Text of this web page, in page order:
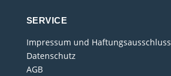
SERVICE
Impressum und Haftungsausschluss
Datenschutz
AGB